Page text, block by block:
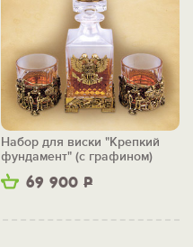
69 900 Р
Набор для виски "Крепкий
фундамент" (с графином)